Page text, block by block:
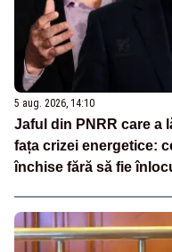
5 aug. 2026, 14:10
Jaful din PNRR care a
fața crizei energetice:
închise fără să fie